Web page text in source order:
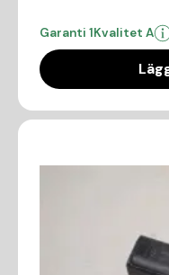
Garanti 1Kvalitet A